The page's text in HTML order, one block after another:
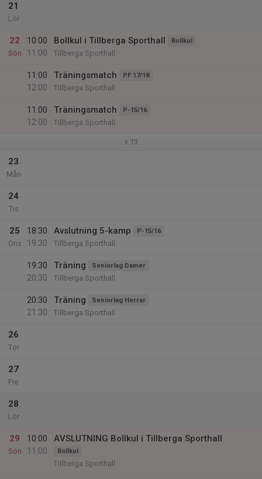
21
Lör
22
Sön
10:00
11:00
Bollkul i Tillberga Sporthall Bollkul
Tillberga Sporthall
11:00
12:00
Träningsmatch PF 17/18
Tillberga Sporthall
11:00
12:00
Träningsmatch P-15/16
Tillberga Sporthall
v.13
23
Mån
24
Tis
25
Ons
18:30
19:30
Avslutning 5-kamp P-15/16
Tillberga Sporthall
19:30
20:30
Träning Seniorlag Damer
Tillberga Sporthall
20:30
21:30
Träning Seniorlag Herrar
Tillberga Sporthall
26
Tor
27
Fre
28
Lör
29
Sön
10:00
11:00
AVSLUTNING Bollkul i Tillberga Sporthall
Bollkul
Tillberga Sporthall